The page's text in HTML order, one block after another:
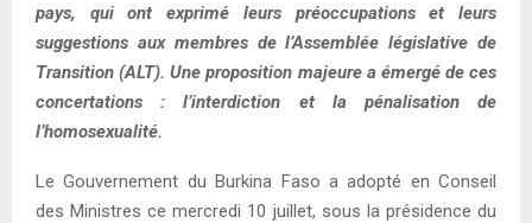
pays, qui ont exprimé leurs préoccupations et leurs
suggestions aux membres de l’Assemblée législative de
Transition (ALT). Une proposition majeure a émergé de ces
concertations : l’interdiction et la pénalisation de
l’homosexualité.
Le Gouvernement du Burkina Faso a adopté en Conseil
des Ministres ce mercredi 10 juillet, sous la présidence du